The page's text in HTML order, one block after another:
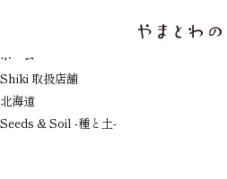
ホーム
Shiki 取扱店舗
北海道
Seeds & Soil -種と土-